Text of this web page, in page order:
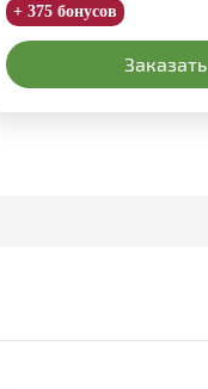
+ 375 бонусов
Заказать